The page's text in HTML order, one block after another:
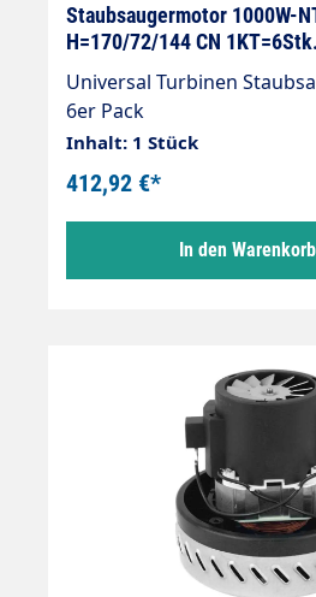
Staubsaugermotor 1000W-
H=170/72/144 CN 1KT=6Stk.
Universal Turbinen
6er Pack
Inhalt: 1 Stück
412,92 €*
In den Warenkorb